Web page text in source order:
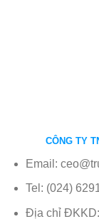
CÔNG TY
Email:
Tel: (024)
Địa chỉ